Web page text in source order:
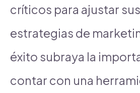
críticos para ajustar sus
estrategias de
éxito subraya la
contar con una